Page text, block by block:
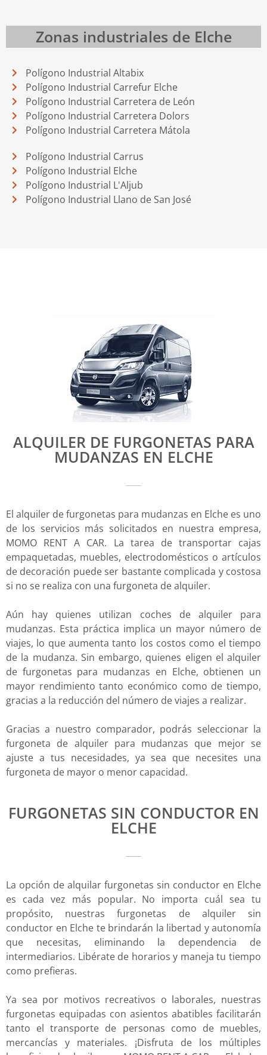
Zonas industriales de Elche
Polígono Industrial Altabix
Polígono Industrial Carrefur Elche
Polígono Industrial Carretera de León
Polígono Industrial Carretera Dolors
Polígono Industrial Carretera Mátola
Polígono Industrial Carrus
Polígono Industrial Elche
Polígono Industrial L'Aljub
Polígono Industrial Llano de San José
ALQUILER DE FURGONETAS PARA
MUDANZAS EN ELCHE
El alquiler de furgonetas para mudanzas en Elche es uno
de los servicios más solicitados en nuestra empresa,
MOMO RENT A CAR. La tarea de transportar cajas
empaquetadas, muebles, electrodomésticos o artículos
de decoración puede ser bastante complicada y costosa
si no se realiza con una furgoneta de alquiler.
Aún hay quienes utilizan coches de alquiler para
mudanzas. Esta práctica implica un mayor número de
viajes, lo que aumenta tanto los costos como el tiempo
de la mudanza. Sin embargo, quienes eligen el alquiler
de furgonetas para mudanzas en Elche, obtienen un
mayor rendimiento tanto económico como de tiempo,
gracias a la reducción del número de viajes a realizar.
Gracias a nuestro comparador, podrás seleccionar la
furgoneta de alquiler para mudanzas que mejor se
ajuste a tus necesidades, ya sea que necesites una
furgoneta de mayor o menor capacidad.
FURGONETAS SIN CONDUCTOR EN
ELCHE
La opción de alquilar furgonetas sin conductor en Elche
es cada vez más popular. No importa cuál sea tu
propósito, nuestras furgonetas de alquiler sin
conductor en Elche te brindarán la libertad y autonomía
que necesitas, eliminando la dependencia de
intermediarios. Libérate de horarios y maneja tu tiempo
como prefieras.
Ya sea por motivos recreativos o laborales, nuestras
furgonetas equipadas con asientos abatibles facilitarán
tanto el transporte de personas como de muebles,
mercancías y materiales. ¡Disfruta de los múltiples